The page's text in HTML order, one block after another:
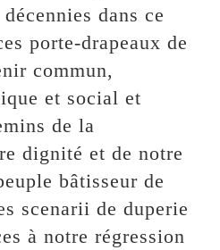
dans ce
porte-drapeaux de
commun,
et social et
de la
dignité et de notre
bâtisseur de
scenarii de duperie
à notre régression